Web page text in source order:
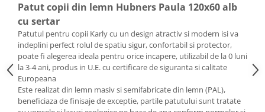
Saltele de infasat
Scaun masa copii
La plimbare
Biciclete
Biciclete copii cu roti 10 inch (2-4
ani)
Biciclete copii cu roti 12 inch (3-6
Patut copii din lemn Hubners Paula 120x60 alb
cu sertar
Patutul pentru copii Karly cu un design atractiv si modern isi va
indeplini perfect rolul de spatiu sigur, confortabil si protector,
poate fi alegerea ideala pentru orice incapere, utilizabil de la 0 luni
la 3-4 ani, produs in U.E. cu certificare de siguranta si calitate
Europeana
Este realizat din lemn masiv si semifabricate din lemn (PAL),
beneficiaza de finisaje de exceptie, partile patutului sunt tratate